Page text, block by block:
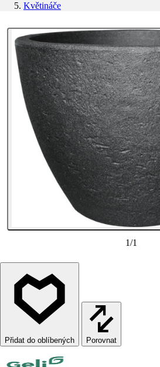
Květináče
1/1
Porovnat